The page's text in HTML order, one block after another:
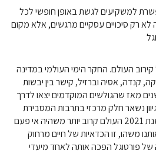
למשקיעים לגשת באופן חופשי לכל
לא רק סיכויים עסקיים מרגשים, אלא מקום
העולם. החקר הימי העולמי במדינה
אפריקה, קנדה, אסיה וברזיל, קישר בין יבשות
מאז שהגולשים המוקדמים יצאו לדרך
נשאר חלק מרכזי בתרבות המסבירת
פנים והאירוח הייחודי שלנו. בשנת 2021 העולם קרוב יותר משהיה אי פעם
משהו, זו הכדאיות של חיים מרחוק
של פורטוגל הפכה אותה לאחד מיעדי